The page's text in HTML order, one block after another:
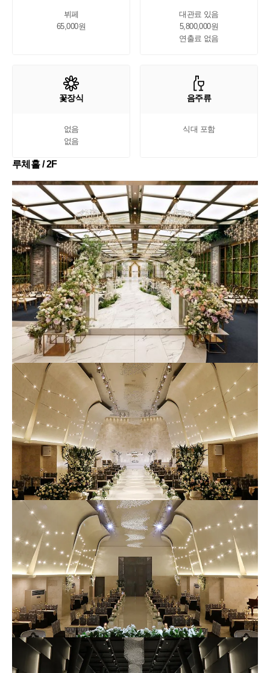
뷔페
65,000원
대관료 있음
5,800,000원
연출료 없음
꽃장식
없음
없음
음주류
식대 포함
루체홀 / 2F